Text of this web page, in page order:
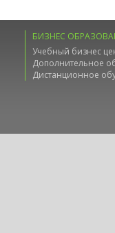
БИЗНЕС
Учебный бизнес
Дополнительное
Дистанционное